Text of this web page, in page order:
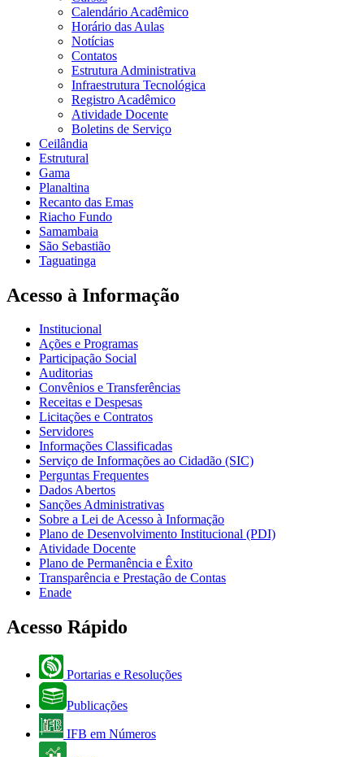
Calendário Acadêmico
Horário das Aulas
Notícias
Contatos
Estrutura Administrativa
Infraestrutura Tecnológica
Registro Acadêmico
Atividade Docente
Boletins de Serviço
Ceilândia
Estrutural
Gama
Planaltina
Recanto das Emas
Riacho Fundo
Samambaia
São Sebastião
Taguatinga
Acesso à Informação
Institucional
Ações e Programas
Participação Social
Auditorias
Convênios e Transferências
Receitas e Despesas
Licitações e Contratos
Servidores
Informações Classificadas
Serviço de Informações ao Cidadão (SIC)
Perguntas Frequentes
Dados Abertos
Sanções Administrativas
Sobre a Lei de Acesso à Informação
Plano de Desenvolvimento Institucional (PDI)
Atividade Docente
Plano de Permanência e Êxito
Transparência e Prestação de Contas
Enade
Acesso Rápido
Portarias e Resoluções
Publicações
IFB em Números